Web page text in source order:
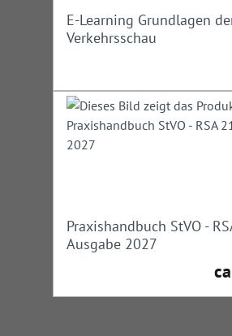
E-Learning Grundlagen
Verkehrsschau
Praxishandbuch StVO -
Ausgabe 2027